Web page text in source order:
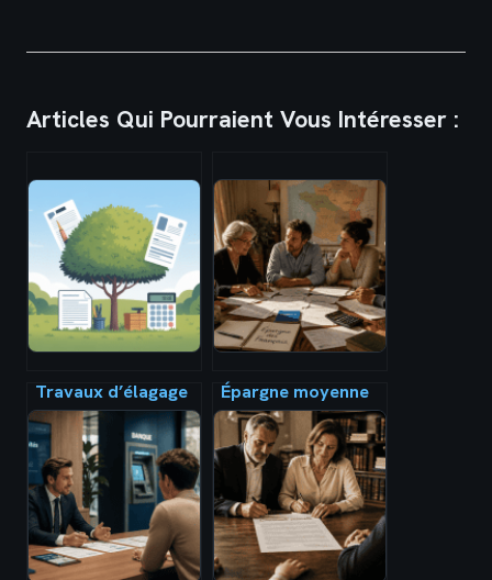
Articles Qui Pourraient Vous Intéresser :
Travaux d’élagage
déductibles des
impôts 2023 : ce
qu’il faut vraiment
savoir
Épargne moyenne
en France : 7 306 €
par an et les 4
facteurs qui
creusent les écarts